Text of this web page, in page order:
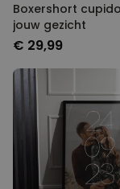
Boxershort
jouw gezicht
€ 29,99